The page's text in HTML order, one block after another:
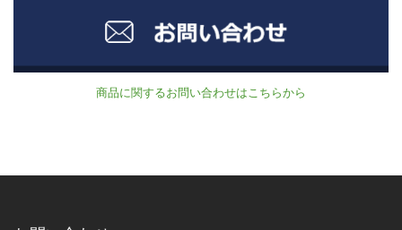
商品に関するお問い合わせはこちらから